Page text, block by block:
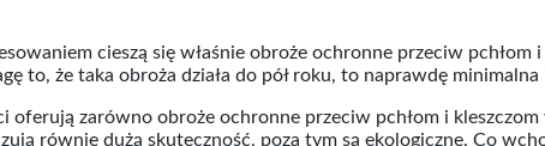
cieszą się właśnie obroże ochronne przeciw pchłom
to, że taka obroża działa do pół roku, to naprawdę
oferują zarówno obroże ochronne przeciw pchłom i
równie dużą skuteczność, poza tym są ekologiczne. Co